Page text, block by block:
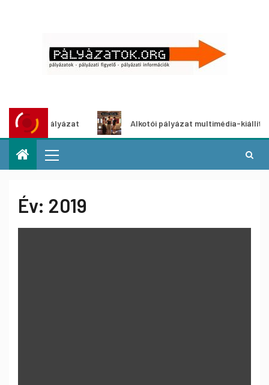
Alkotói pályázat multimédia-kiállításhoz
Év: 2019